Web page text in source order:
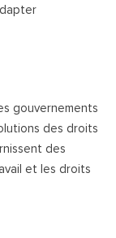
gouvernements
des droits
des
et les droits